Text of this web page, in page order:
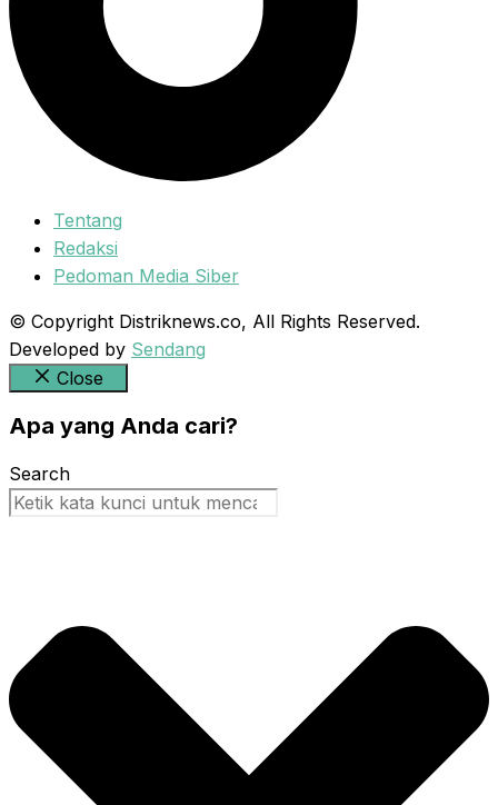
Tentang
Redaksi
Pedoman Media Siber
© Copyright Distriknews.co, All Rights Reserved.
Developed by Sendang
Close
Apa yang Anda cari?
Search